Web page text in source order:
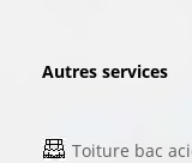
Autres services
Toiture bac